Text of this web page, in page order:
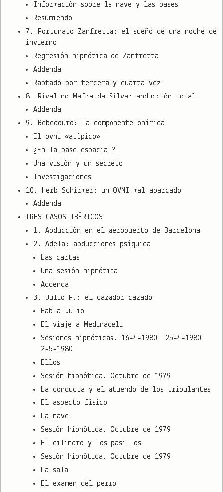
Información sobre la nave y las bases
Resumiendo
7. Fortunato Zanfretta: el sueño de una noche de
invierno
Regresión hipnótica de Zanfretta
Addenda
Raptado por tercera y cuarta vez
8. Rivalino Mafra da Silva: abducción total
Addenda
9. Bebedouro: la componente onírica
El ovni «atípico»
¿En la base espacial?
Una visión y un secreto
Investigaciones
10. Herb Schirmer: un OVNI mal aparcado
Addenda
TRES CASOS IBÉRICOS
1. Abducción en el aeropuerto de Barcelona
2. Adela: abducciones psíquica
Las cartas
Una sesión hipnótica
Addenda
3. Julio F.: el cazador cazado
Habla Julio
El viaje a Medinaceli
Sesiones hipnóticas. 16-4-1980, 25-4-1980,
2-5-1980
Ellos
Sesión hipnótica. Octubre de 1979
La conducta y el atuendo de los tripulantes
El aspecto físico
La nave
Sesión hipnótica. Octubre de 1979
El cilindro y los pasillos
Sesión hipnótica. Octubre de 1979
La sala
El examen del perro